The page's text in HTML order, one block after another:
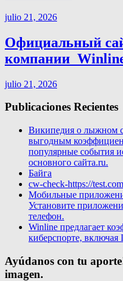
julio 21, 2026
Официальный
компании
julio 21, 2026
Publicaciones Recientes
Википедия о лыжном
выгодным
популярные события
основного сайта.ru.
Байга
cw-check-https://
Мобильные
Установите
телефон.
Winline предлагает
киберспорте,
Ayúdanos con tu
imagen.